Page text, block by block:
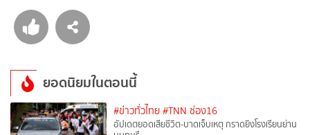
ยอดนิยมในตอนนี้
#ข่าวทั่วไทย #TNN ช่อง16
อัปเดตยอดเสียชีวิต-บาดเจ็บเหตุ กราดยิงโรงเรียนย่าน